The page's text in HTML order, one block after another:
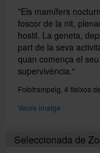
"Els mamífers
foscor de la nit,
hostil. La geneta,
part de la seva
quan comença el
supervivència."
Fototrampeig, 4 flaixos
Veure imatge
Seleccionada de